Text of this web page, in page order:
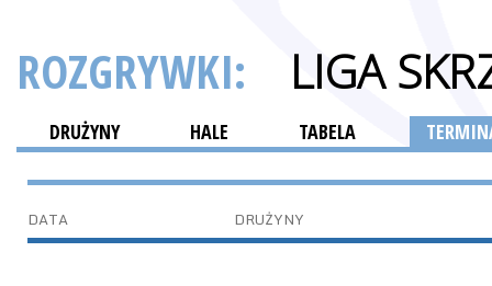
ROZGRYWKI: LIGA
DRUŻYNY HALE TABELA
DATA DRUŻYNY